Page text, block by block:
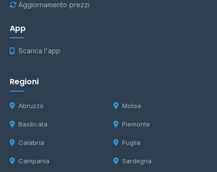
Aggiornamento prezzi
App
Scarica l'app
Regioni
Abruzzo
Basilicata
Calabria
Campania
Molise
Piemonte
Puglia
Sardegna